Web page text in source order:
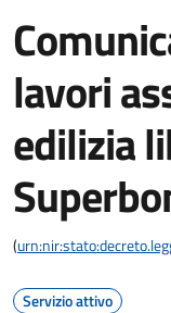
lavori
edilizia
(
Servizio attivo